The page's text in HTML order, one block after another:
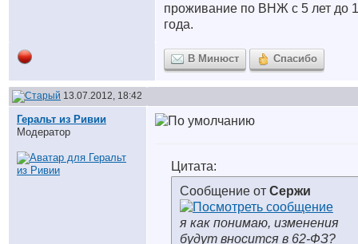
проживание по ВНЖ с 5 лет до 1
года.
В Минюст Спасибо
13.07.2012, 18:42
Геральт из Ривии
Модератор
Цитата:
Сообщение от Сержи
я как понимаю, изменения
будут вносится в 62-ФЗ?